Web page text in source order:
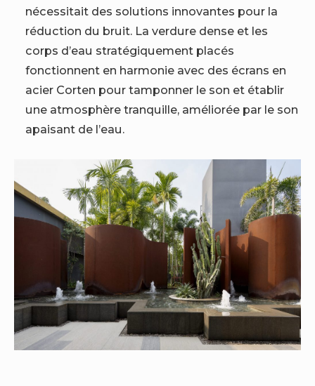
nécessitait des solutions innovantes pour la
réduction du bruit. La verdure dense et les
corps d’eau stratégiquement placés
fonctionnent en harmonie avec des écrans en
acier Corten pour tamponner le son et établir
une atmosphère tranquille, améliorée par le son
apaisant de l’eau.